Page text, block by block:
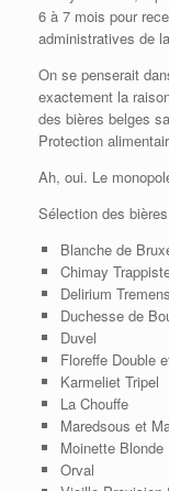
6 à 7 mois pour
administratives de
On se penserait
exactement la
des bières belges
Protection
Ah, oui. Le
Sélection des
Blanche de
Chimay
Delirium Tremens
Duchesse de
Duvel
Floreffe Double
Karmeliet Tripel
La Chouffe
Maredsous et
Moinette Blonde
Orval